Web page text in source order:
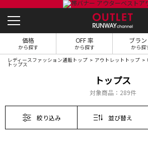
価格
から探す
OFF 率
から探す
ブラ
から探
レディースファッション通販トップ アウトレットトップ
トップス
トップス
対象商品： 289件
絞り込み 並び替え